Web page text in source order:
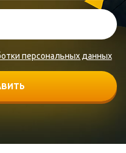
персональных данных